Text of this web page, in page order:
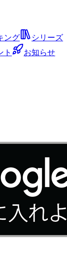
ング
シリーズ
ト
お知らせ